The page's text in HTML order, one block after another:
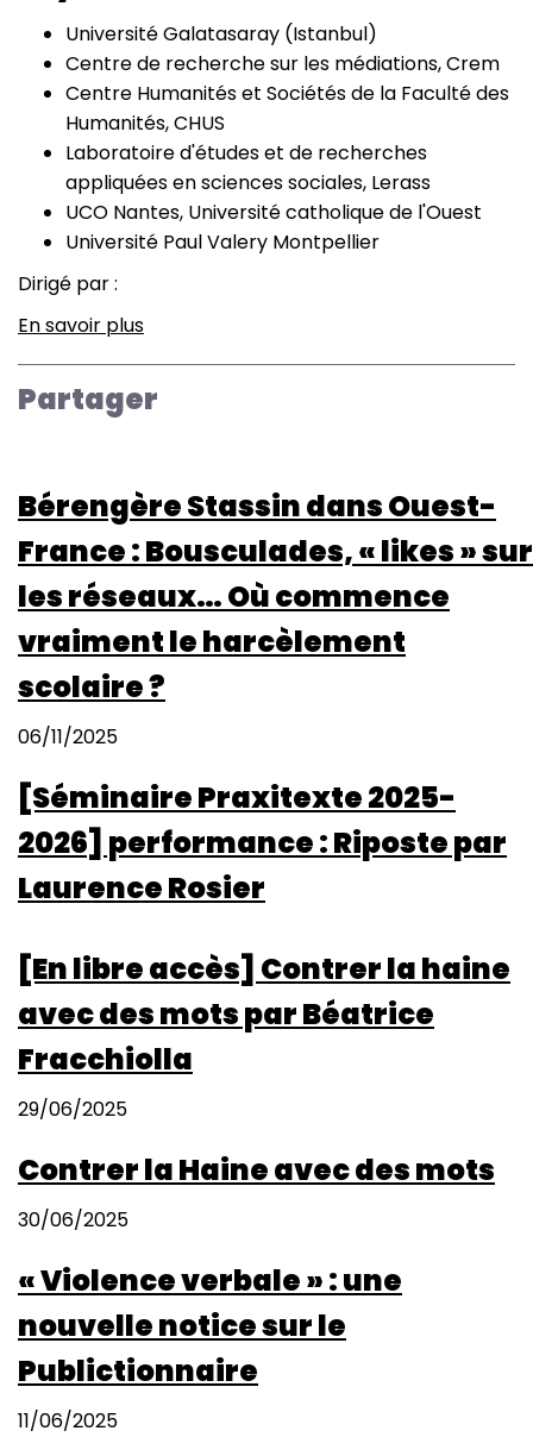
Université Galatasaray (Istanbul)
Centre de recherche sur les médiations, Crem
Centre Humanités et Sociétés de la Faculté des
Humanités, CHUS
Laboratoire d'études et de recherches
appliquées en sciences sociales, Lerass
UCO Nantes, Université catholique de l'Ouest
Université Paul Valery Montpellier
Dirigé par :
En savoir plus
-
sur
(cyber)harcèlement,
3e
-
(Cyber)bullying:
in
Mediterranean
societies
and
Partager
Bérengère Stassin dans Ouest-
France : Bousculades, « likes » sur
les réseaux… Où commence
vraiment le harcèlement
scolaire ?
06/11/2025
[Séminaire Praxitexte 2025-
2026] performance : Riposte par
Laurence Rosier
[En libre accès] Contrer la haine
avec des mots par Béatrice
Fracchiolla
29/06/2025
Contrer la Haine avec des mots
30/06/2025
« Violence verbale » : une
nouvelle notice sur le
Publictionnaire
11/06/2025